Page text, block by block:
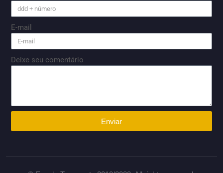
E-mail
Deixe seu comentário
Enviar